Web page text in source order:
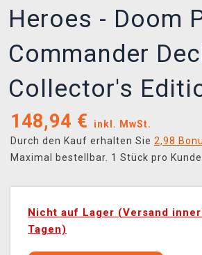
Heroes - Doom
Commander
Collector's
148,94 €
inkl. MwSt.
Durch den Kauf erhalten Sie 2,98
Maximal bestellbar. 1 Stück pro
Nicht auf Lager (Versand
Tagen)